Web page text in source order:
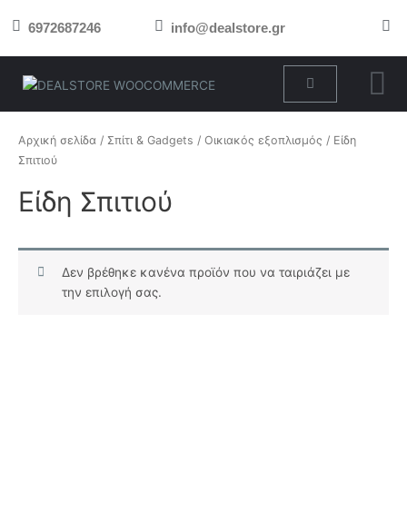
στο 6972687246 info@dealstore.gr
Cart
Αρχική σελίδα / Σπίτι & Gadgets / Οικιακός εξοπλισμός / Είδη
Σπιτιού
Είδη Σπιτιού
Δεν βρέθηκε κανένα προϊόν που να ταιριάζει με
την επιλογή σας.